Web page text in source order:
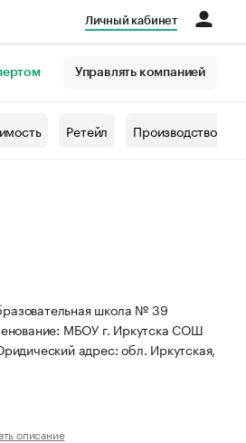
Личный кабинет
Управлять компанией
Ретейл Производство
школа № 39
МБОУ г. Иркутска СОШ
адрес: обл. Иркутская,
описание